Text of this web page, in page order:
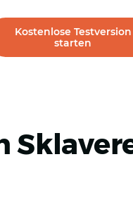
Kostenlose Testversion
starten